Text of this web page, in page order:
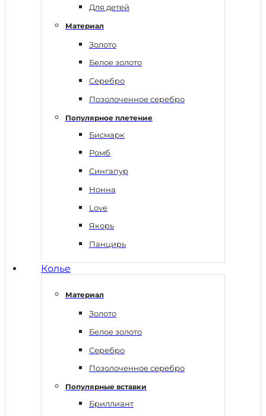
Для детей
Материал
Золото
Белое золото
Серебро
Позолоченное серебро
Популярное плетение
Бисмарк
Ромб
Сингапур
Нонна
Love
Якорь
Панцирь
Колье
Материал
Золото
Белое золото
Серебро
Позолоченное серебро
Популярные вставки
Бриллиант